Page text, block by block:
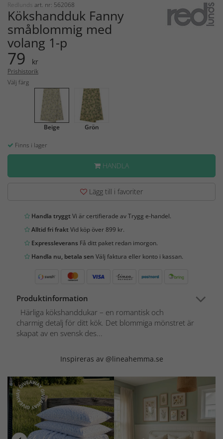
Redlunds art. nr: 562068
Kökshandduk Fanny
småblommig med
volang 1-p
79 kr
Prishistorik
Välj färg
Beige Grön
Finns i lager
HANDLA
Lägg till i favoriter
Handla tryggtVi är certifierade av Trygg e-handel.
Alltid fri fraktVid köp över 899 kr.
Expressleverans Få ditt paket redan imorgon.
Handla nu, betala sen Välj faktura eller konto i kassan.
Produktinformation
Härliga kökshanddukar – en romantisk och
charmig detalj för ditt kök. Det blommiga mönstret är
skapat av en svensk des...
Inspireras av @lineahemma.se